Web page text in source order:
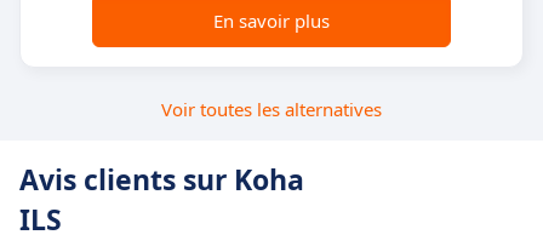
En savoir plus
Voir toutes les alternatives
Avis clients sur Koha
ILS